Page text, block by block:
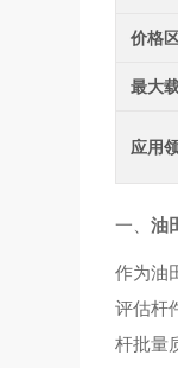
价格
最大
应用
一、油
作为油
评估杆
杆批量